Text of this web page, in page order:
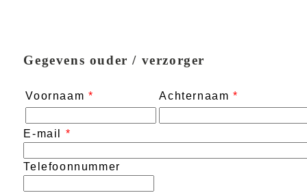
Gegevens ouder / verzorger
Voornaam * Achternaam *
E-mail *
Telefoonnummer